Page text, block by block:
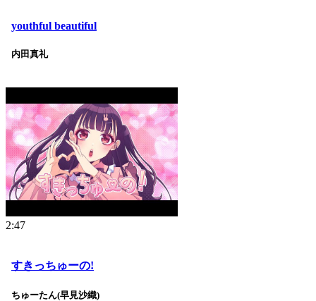
youthful beautiful
内田真礼
2:47
すきっちゅーの!
ちゅーたん(早見沙織)